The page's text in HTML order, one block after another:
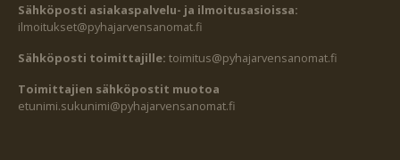
Sähköposti asiakaspalvelu- ja ilmoitusasioissa:
ilmoitukset@pyhajarvensanomat.fi
Sähköposti toimittajille: toimitus@pyhajarvensanomat.fi
Toimittajien sähköpostit muotoa
etunimi.sukunimi@pyhajarvensanomat.fi